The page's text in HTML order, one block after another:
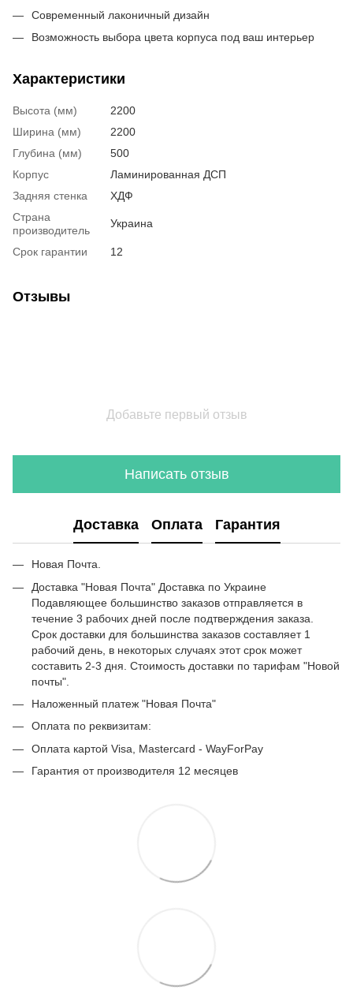
Современный лаконичный дизайн
Возможность выбора цвета корпуса под ваш интерьер
Характеристики
Высота (мм)
2200
Ширина (мм)
2200
Глубина (мм)
500
Корпус
Ламинированная ДСП
Задняя стенка
ХДФ
Страна
производитель
Украина
Срок гарантии 12
Отзывы
Добавьте первый отзыв
Написать отзыв
Доставка Оплата Гарантия
Новая Почта.
Доставка "Новая Почта" Доставка по Украине
Подавляющее большинство заказов отправляется в
течение 3 рабочих дней после подтверждения заказа.
Срок доставки для большинства заказов составляет 1
рабочий день, в некоторых случаях этот срок может
составить 2-3 дня. Стоимость доставки по тарифам "Новой
почты".
Наложенный платеж "Новая Почта"
Оплата по реквизитам:
Оплата картой Visa, Mastercard - WayForPay
Гарантия от производителя 12 месяцев